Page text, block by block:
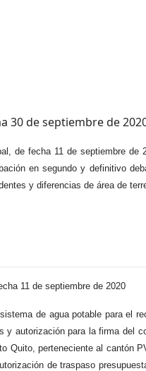
30 de septiembre de
de fecha 11 de septiembre
en segundo y definitivo
y diferencias de área de
11 de septiembre de 2020
de agua potable para el
autorización para la firma del
perteneciente al cantón
de traspaso